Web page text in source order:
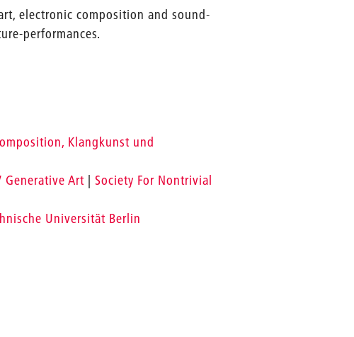
electronic composition and sound-
performances.
Klangkunst und
Art |Society For Nontrivial
Universität Berlin